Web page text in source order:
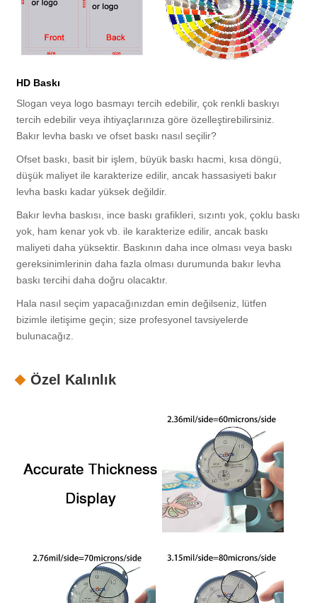
HD Baskı
Slogan veya logo basmayı tercih edebilir, çok renkli baskıyı
tercih edebilir veya ihtiyaçlarınıza göre özelleştirebilirsiniz.
Bakır levha baskı ve ofset baskı nasıl seçilir?
Ofset baskı, basit bir işlem, büyük baskı hacmi, kısa döngü,
düşük maliyet ile karakterize edilir, ancak hassasiyeti bakır
levha baskı kadar yüksek değildir.
Bakır levha baskısı, ince baskı grafikleri, sızıntı yok, çoklu baskı
yok, ham kenar yok vb. ile karakterize edilir, ancak baskı
maliyeti daha yüksektir. Baskının daha ince olması veya baskı
gereksinimlerinin daha fazla olması durumunda bakır levha
baskı tercihi daha doğru olacaktır.
Hala nasıl seçim yapacağınızdan emin değilseniz, lütfen
bizimle iletişime geçin; size profesyonel tavsiyelerde
bulunacağız.
Özel Kalınlık